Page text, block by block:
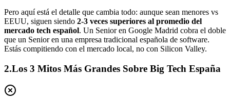
Pero aquí está el detalle que cambia todo: aunque sean menores vs
EEUU, siguen siendo 2-3 veces superiores al promedio del
mercado tech español. Un Senior en Google Madrid cobra el doble
que un Senior en una empresa tradicional española de software.
Estás compitiendo con el mercado local, no con Silicon Valley.
2.Los 3 Mitos Más Grandes Sobre Big Tech España